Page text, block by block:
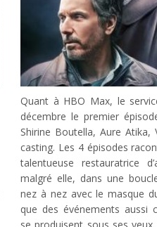
Quant à HBO Max, le
décembre le premier
Shirine Boutella, Aure
casting. Les 4 épisodes
talentueuse restauratrice
malgré elle, dans une
nez à nez avec le masque
que des événements aussi